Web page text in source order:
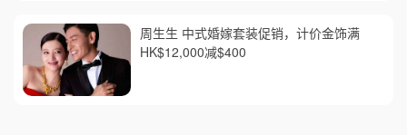
周生生 中式婚嫁套装促销，计价金饰满
HK$12,000减$400